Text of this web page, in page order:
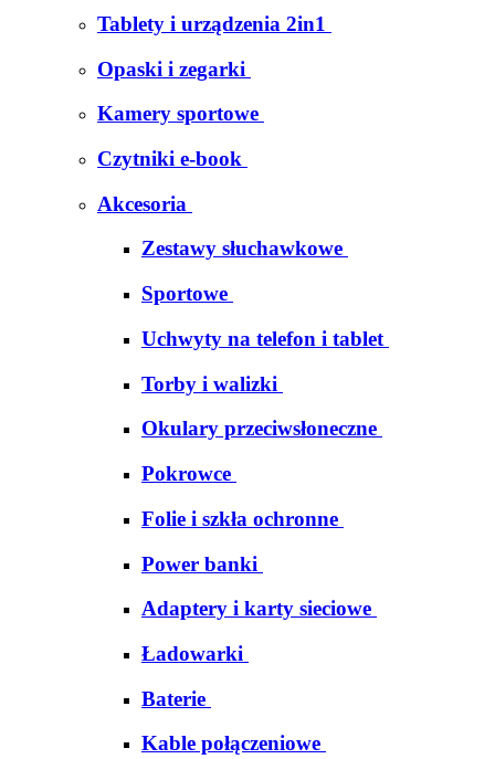
Tablety i urządzenia 2in1
Opaski i zegarki
Kamery sportowe
Czytniki e-book
Akcesoria
Zestawy słuchawkowe
Sportowe
Uchwyty na telefon i tablet
Torby i walizki
Okulary przeciwsłoneczne
Pokrowce
Folie i szkła ochronne
Power banki
Adaptery i karty sieciowe
Ładowarki
Baterie
Kable połączeniowe